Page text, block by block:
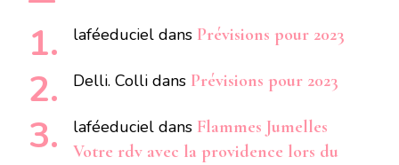
laféeduciel dans Prévisions pour 2023
Delli. Colli dans Prévisions pour 2023
laféeduciel dans Flammes Jumelles
Votre rdv avec la providence lors du